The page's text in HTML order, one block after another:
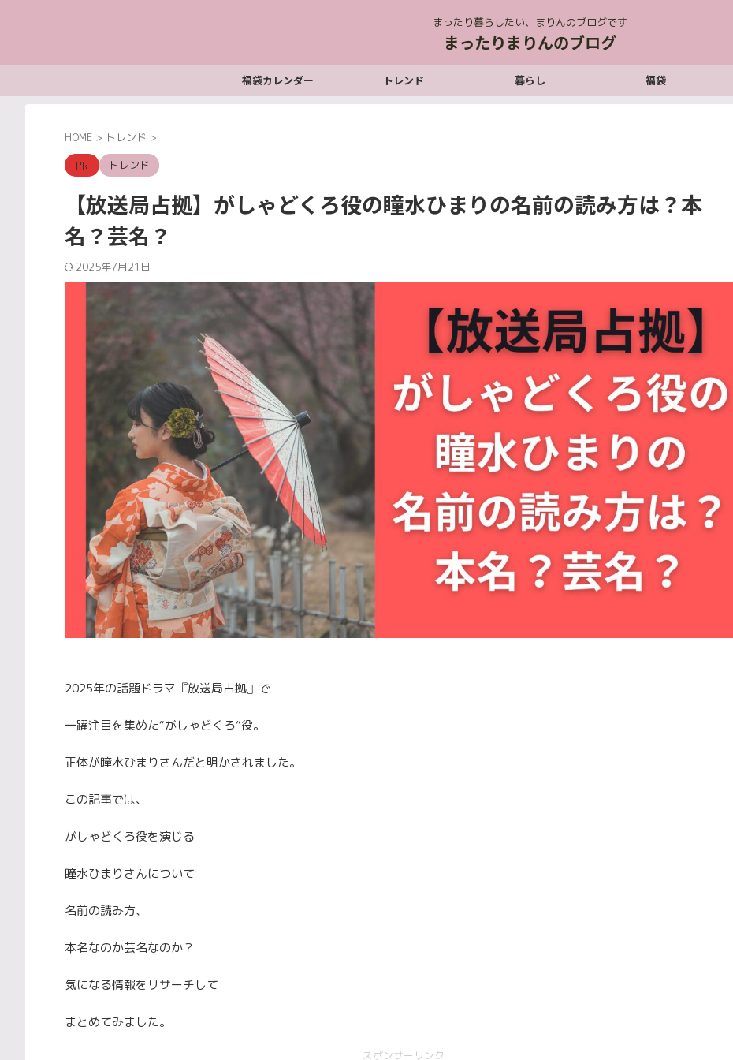
まったり暮らしたい、まりんのブログです
まったりまりんのブログ
福袋カレンダー トレンド 暮らし 福袋
HOME > トレンド >
トレンド
【放送局占拠】がしゃどくろ役の瞳水ひまりの名前の読み方は？本
名？芸名？
2025年7月21日
2025年の話題ドラマ『放送局占拠』で
一躍注目を集めた“がしゃどくろ”役。
正体が瞳水ひまりさんだと明かされました。
この記事では、
がしゃどくろ役を演じる
瞳水ひまりさんについて
名前の読み方、
本名なのか芸名なのか？
気になる情報をリサーチして
まとめてみました。
スポンサーリンク